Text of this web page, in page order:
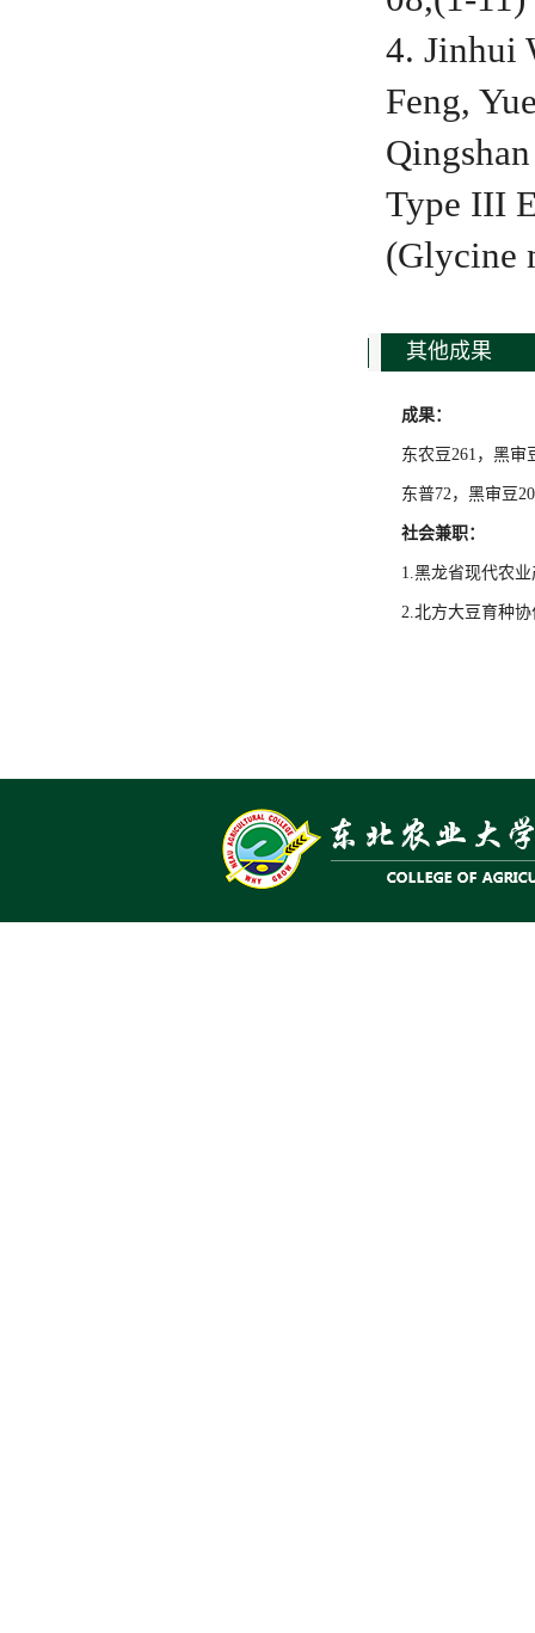
4. Jinhui
Feng,
Type III
(Glycine
其他成果
成果：
东农豆261，黑审
东普72，黑审豆
社会兼职：
1.黑龙省现代农
2.北方大豆育种